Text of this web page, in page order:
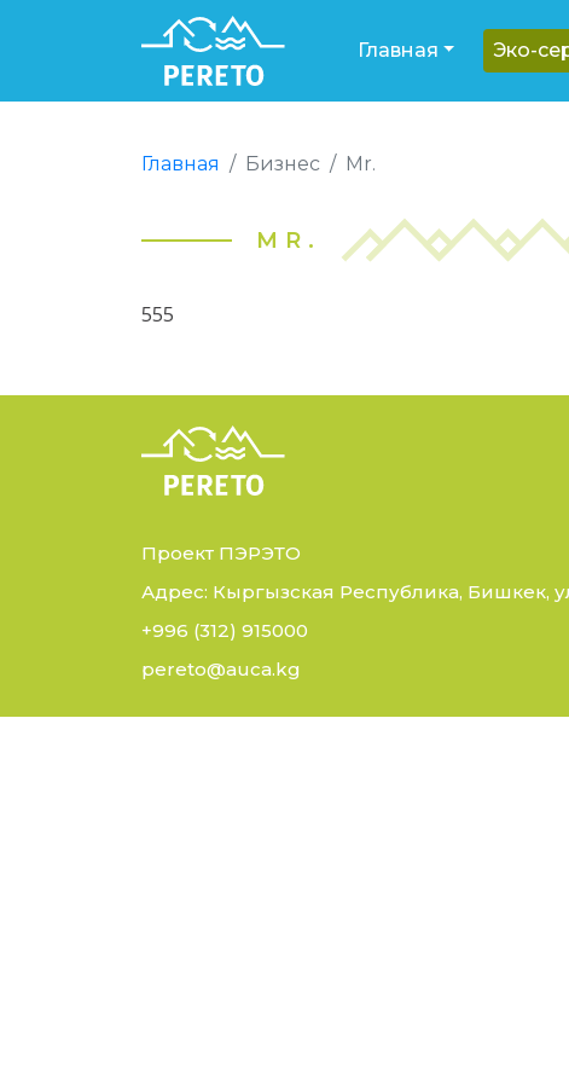
Главная Эко-
Главная Бизнес Mr.
MR.
555
Проект ПЭРЭТО
Адрес: Кыргызская Республика, Бишкек,
+996 (312) 915000
pereto@auca.kg